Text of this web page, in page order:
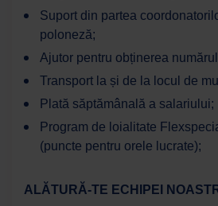
Suport din partea
poloneză;
Ajutor pentru obținerea
Transport la și de la locul de
Plată săptămânală a salariului;
Program de loialitate
(puncte pentru orele lucrate);
ALĂTURĂ-TE ECHIPEI